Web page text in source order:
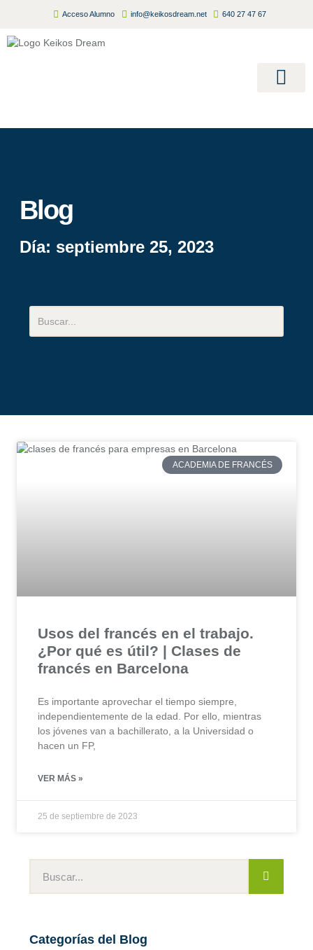
Acceso Alumno info@keikosdream.net 640 27 47 67
Blog
Día: septiembre 25, 2023
ACADEMIA DE FRANCÉS
Usos del francés en el trabajo.
¿Por qué es útil? | Clases de
francés en Barcelona
Es importante aprovechar el tiempo siempre,
independientemente de la edad. Por ello, mientras
los jóvenes van a bachillerato, a la Universidad o
hacen un FP,
VER MÁS »
25 de septiembre de 2023
Categorías del Blog